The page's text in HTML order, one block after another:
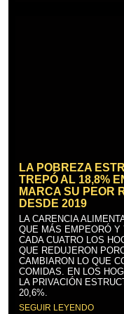
LA POBREZA
TREPÓ AL 18,8%
MARCA SU PEOR
DESDE 2019
LA CARENCIA
QUE MÁS EMPEORÓ Y
CADA CUATRO LOS
QUE REDUJERON
CAMBIARON LO QUE
COMIDAS. EN LOS
LA PRIVACIÓN
20,6%.
SEGUIR LEYENDO